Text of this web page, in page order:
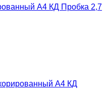
А4 КД Пробка 2,7